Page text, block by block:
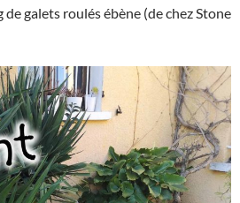
galets roulés ébène (de chez Stone